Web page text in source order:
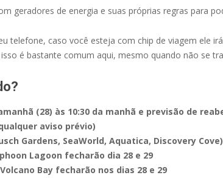
geradores de energia e suas próprias regras para
telefone, caso você esteja com chip de viagem ele
é bastante comum aqui, mesmo quando não se
(28) às 10:30 da manhã e previsão de
aviso prévio)
Gardens, SeaWorld, Aquatica, Discovery
Lagoon fecharão dia 28 e 29
Bay fecharão nos dias 28 e 29